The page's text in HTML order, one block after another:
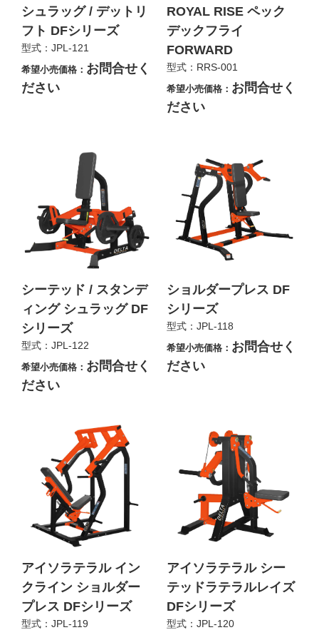
シュラッグ / デットリ
フト DFシリーズ
型式：JPL-121
希望小売価格： お問合せく
ださい
ROYAL RISE ペック
デックフライ
FORWARD
型式：RRS-001
希望小売価格： お問合せく
ださい
シーテッド / スタンデ
ィング シュラッグ DF
シリーズ
型式：JPL-122
希望小売価格： お問合せく
ださい
ショルダープレス DF
シリーズ
型式：JPL-118
希望小売価格： お問合せく
ださい
アイソラテラル イン
クライン ショルダー
プレス DFシリーズ
型式：JPL-119
アイソラテラル シー
テッドラテラルレイズ
DFシリーズ
型式：JPL-120